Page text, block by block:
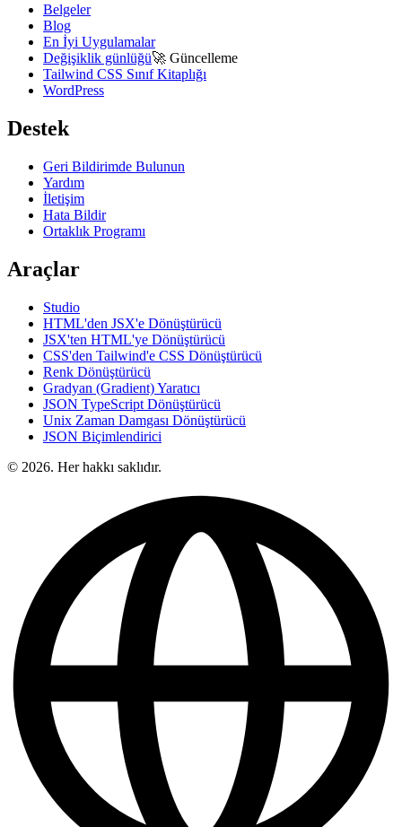
Belgeler
Blog
En İyi Uygulamalar
Değişiklik günlüğü🚀 Güncelleme
Tailwind CSS Sınıf Kitaplığı
WordPress
Destek
Geri Bildirimde Bulunun
Yardım
İletişim
Hata Bildir
Ortaklık Programı
Araçlar
Studio
HTML'den JSX'e Dönüştürücü
JSX'ten HTML'ye Dönüştürücü
CSS'den Tailwind'e CSS Dönüştürücü
Renk Dönüştürücü
Gradyan (Gradient) Yaratıcı
JSON TypeScript Dönüştürücü
Unix Zaman Damgası Dönüştürücü
JSON Biçimlendirici
© 2026. Her hakkı saklıdır.